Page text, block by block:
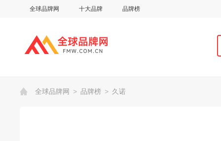
全球品牌网 十大品牌 品牌榜
全球品牌网 > 品牌榜 > 久诺